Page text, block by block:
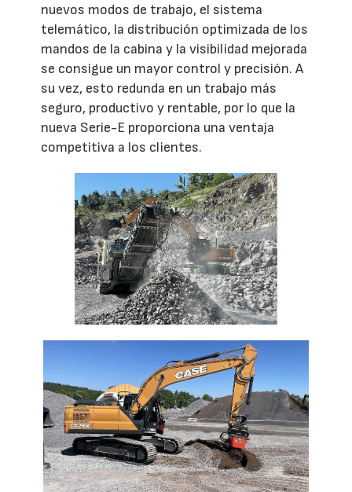
nuevos modos de trabajo, el sistema
telemático, la distribución optimizada de los
mandos de la cabina y la visibilidad mejorada
se consigue un mayor control y precisión. A
su vez, esto redunda en un trabajo más
seguro, productivo y rentable, por lo que la
nueva Serie-E proporciona una ventaja
competitiva a los clientes.